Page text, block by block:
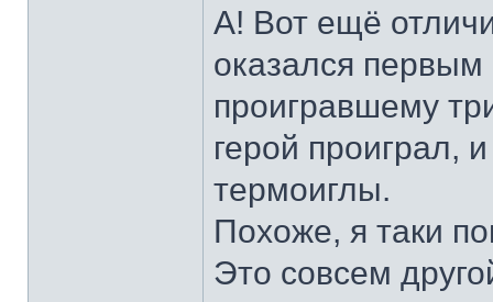
А! Вот ещё
оказался
проигравшему
герой проиграл,
термоиглы.
Похоже, я таки
Это совсем